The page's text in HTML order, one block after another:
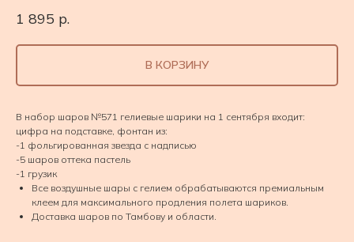
1 895 р.
В КОРЗИНУ
В набор шаров №571 гелиевые шарики на 1 сентября входит:
цифра на подставке, фонтан из:
-1 фольгированная звезда с надписью
-5 шаров оттека пастель
-1 грузик
Все воздушные шары с гелием обрабатываются премиальным
клеем для максимального продления полета шариков.
Доставка шаров по Тамбову и области.